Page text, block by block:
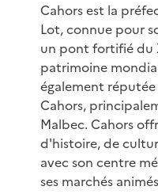
Cahors est la
Lot, connue pour
un pont fortifié du
patrimoine
également
Cahors,
Malbec. Cahors
d'histoire, de
avec son centre
ses marchés